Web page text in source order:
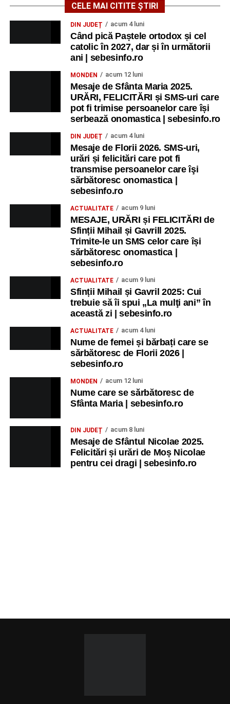
CELE MAI CITITE ȘTIRI
DIN JUDEȚ acum 4 luni
Când pică Paștele ortodox și cel
catolic în 2027, dar și în următorii
ani | sebesinfo.ro
MONDEN acum 12 luni
Mesaje de Sfânta Maria 2025.
URĂRI, FELICITĂRI și SMS-uri care
pot fi trimise persoanelor care își
serbează onomastica | sebesinfo.ro
DIN JUDEȚ acum 4 luni
Mesaje de Florii 2026. SMS-uri,
urări și felicitări care pot fi
transmise persoanelor care îşi
sărbătoresc onomastica |
sebesinfo.ro
ACTUALITATE acum 9 luni
MESAJE, URĂRI și FELICITĂRI de
Sfinții Mihail și Gavrill 2025.
Trimite-le un SMS celor care își
sărbătoresc onomastica |
sebesinfo.ro
ACTUALITATE acum 9 luni
Sfinții Mihail și Gavril 2025: Cui
trebuie să îi spui „La mulţi ani” în
această zi | sebesinfo.ro
ACTUALITATE acum 4 luni
Nume de femei și bărbați care se
sărbătoresc de Florii 2026 |
sebesinfo.ro
MONDEN acum 12 luni
Nume care se sărbătoresc de
Sfânta Maria | sebesinfo.ro
DIN JUDEȚ acum 8 luni
Mesaje de Sfântul Nicolae 2025.
Felicitări și urări de Moș Nicolae
pentru cei dragi | sebesinfo.ro